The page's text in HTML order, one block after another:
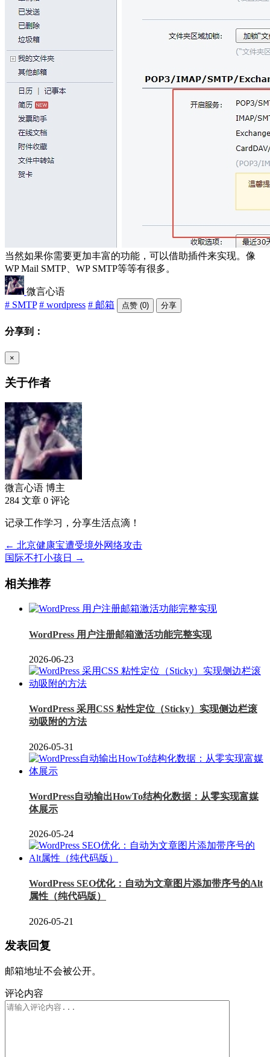
当然如果你需要更加丰富的功能，可以借助插件来实现。像
WP Mail SMTP、WP SMTP等等有很多。
微言心语
# SMTP # wordpress # 邮箱 点赞 (0) 分享
分享到：
×
关于作者
微言心语 博主
284 文章 0 评论
记录工作学习，分享生活点滴！
← 北京健康宝遭受境外网络攻击
国际不打小孩日 →
相关推荐
WordPress 用户注册邮箱激活功能完整实现
2026-06-23
WordPress 采用CSS 粘性定位（Sticky）实现侧边栏滚
动吸附的方法
2026-05-31
WordPress自动输出HowTo结构化数据：从零实现富媒
体展示
2026-05-24
WordPress SEO优化：自动为文章图片添加带序号的Alt
属性（纯代码版）
2026-05-21
发表回复
邮箱地址不会被公开。
评论内容